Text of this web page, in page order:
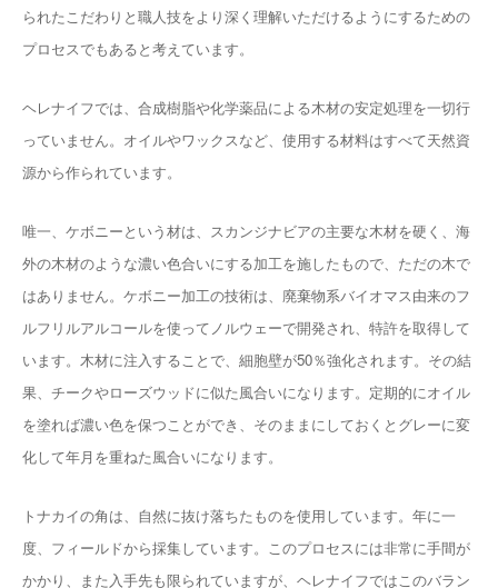
られたこだわりと職人技をより深く理解いただけるようにするための
プロセスでもあると考えています。
ヘレナイフでは、合成樹脂や化学薬品による木材の安定処理を一切行
っていません。オイルやワックスなど、使用する材料はすべて天然資
源から作られています。
唯一、ケボニーという材は、スカンジナビアの主要な木材を硬く、海
外の木材のような濃い色合いにする加工を施したもので、ただの木で
はありません。ケボニー加工の技術は、廃棄物系バイオマス由来のフ
ルフリルアルコールを使ってノルウェーで開発され、特許を取得して
います。木材に注入することで、細胞壁が50％強化されます。その結
果、チークやローズウッドに似た風合いになります。定期的にオイル
を塗れば濃い色を保つことができ、そのままにしておくとグレーに変
化して年月を重ねた風合いになります。
トナカイの角は、自然に抜け落ちたものを使用しています。年に一
度、フィールドから採集しています。このプロセスには非常に手間が
かかり、また入手先も限られていますが、ヘレナイフではこのバラン